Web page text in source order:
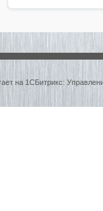
на 1СБитрикс: